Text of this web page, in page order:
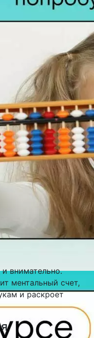
внимательно.
ментальный счет,
и раскроет